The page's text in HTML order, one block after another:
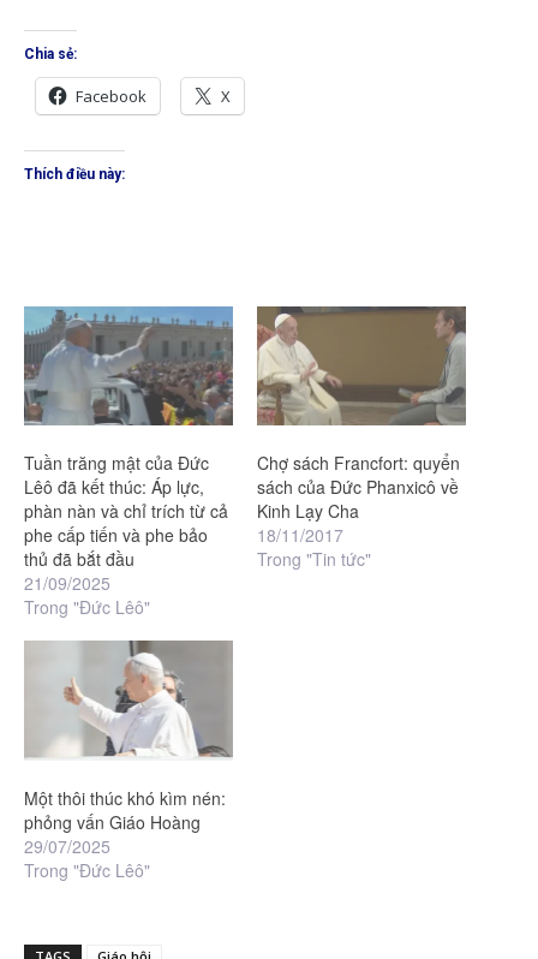
Chia sẻ:
Facebook X
Thích điều này:
Tuần trăng mật của Đức
Lêô đã kết thúc: Áp lực,
phàn nàn và chỉ trích từ cả
phe cấp tiến và phe bảo
thủ đã bắt đầu
21/09/2025
Trong "Đức Lêô"
Chợ sách Francfort: quyển
sách của Đức Phanxicô về
Kinh Lạy Cha
18/11/2017
Trong "Tin tức"
Một thôi thúc khó kìm nén:
phỏng vấn Giáo Hoàng
29/07/2025
Trong "Đức Lêô"